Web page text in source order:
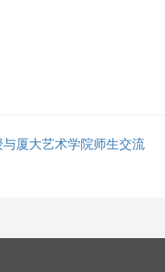
厦大艺术学院师生交流